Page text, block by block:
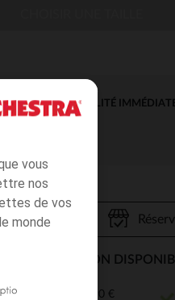
vous
nos
de vos
monde
DISPONIBILITÉ
DE LIVRAISON
Point Relais 4,90 €